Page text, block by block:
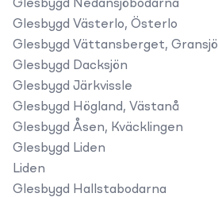
Glesbygd Nedansjöbodarna
Glesbygd Västerlo, Österlo
Glesbygd Vättansberget, Gransjö
Glesbygd Dacksjön
Glesbygd Järkvissle
Glesbygd Högland, Västanå
Glesbygd Åsen, Kväcklingen
Glesbygd Liden
Liden
Glesbygd Hallstabodarna